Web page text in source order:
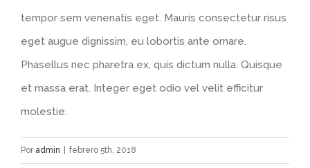
tempor sem venenatis eget. Mauris consectetur risus
eget augue dignissim, eu lobortis ante ornare.
Phasellus nec pharetra ex, quis dictum nulla. Quisque
et massa erat. Integer eget odio vel velit efficitur
molestie.
Por admin febrero 5th, 2018